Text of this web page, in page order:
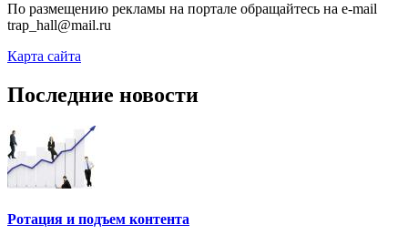
По размещению рекламы на портале обращайтесь на e-mail
trap_hall@mail.ru
Карта сайта
Последние новости
Ротация и подъем контента